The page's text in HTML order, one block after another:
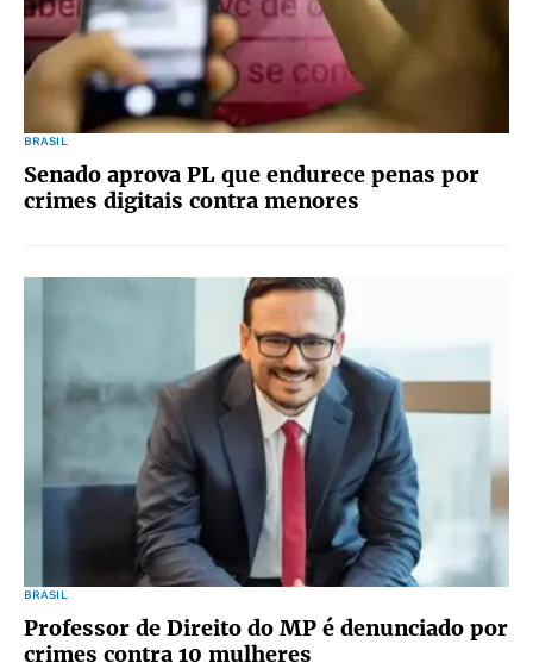
BRASIL
Senado aprova PL que endurece penas por
crimes digitais contra menores
BRASIL
Professor de Direito do MP é denunciado por
crimes contra 10 mulheres